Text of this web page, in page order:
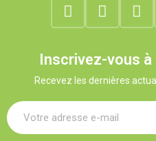
Inscrivez-vous
Recevez les dernières